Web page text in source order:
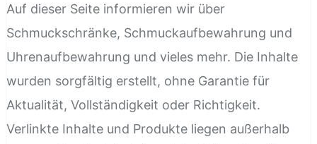
Auf dieser Seite informieren wir über
Schmuckschränke, Schmuckaufbewahrung und
Uhrenaufbewahrung und vieles mehr. Die Inhalte
wurden sorgfältig erstellt, ohne Garantie für
Aktualität, Vollständigkeit oder Richtigkeit.
Verlinkte Inhalte und Produkte liegen außerhalb